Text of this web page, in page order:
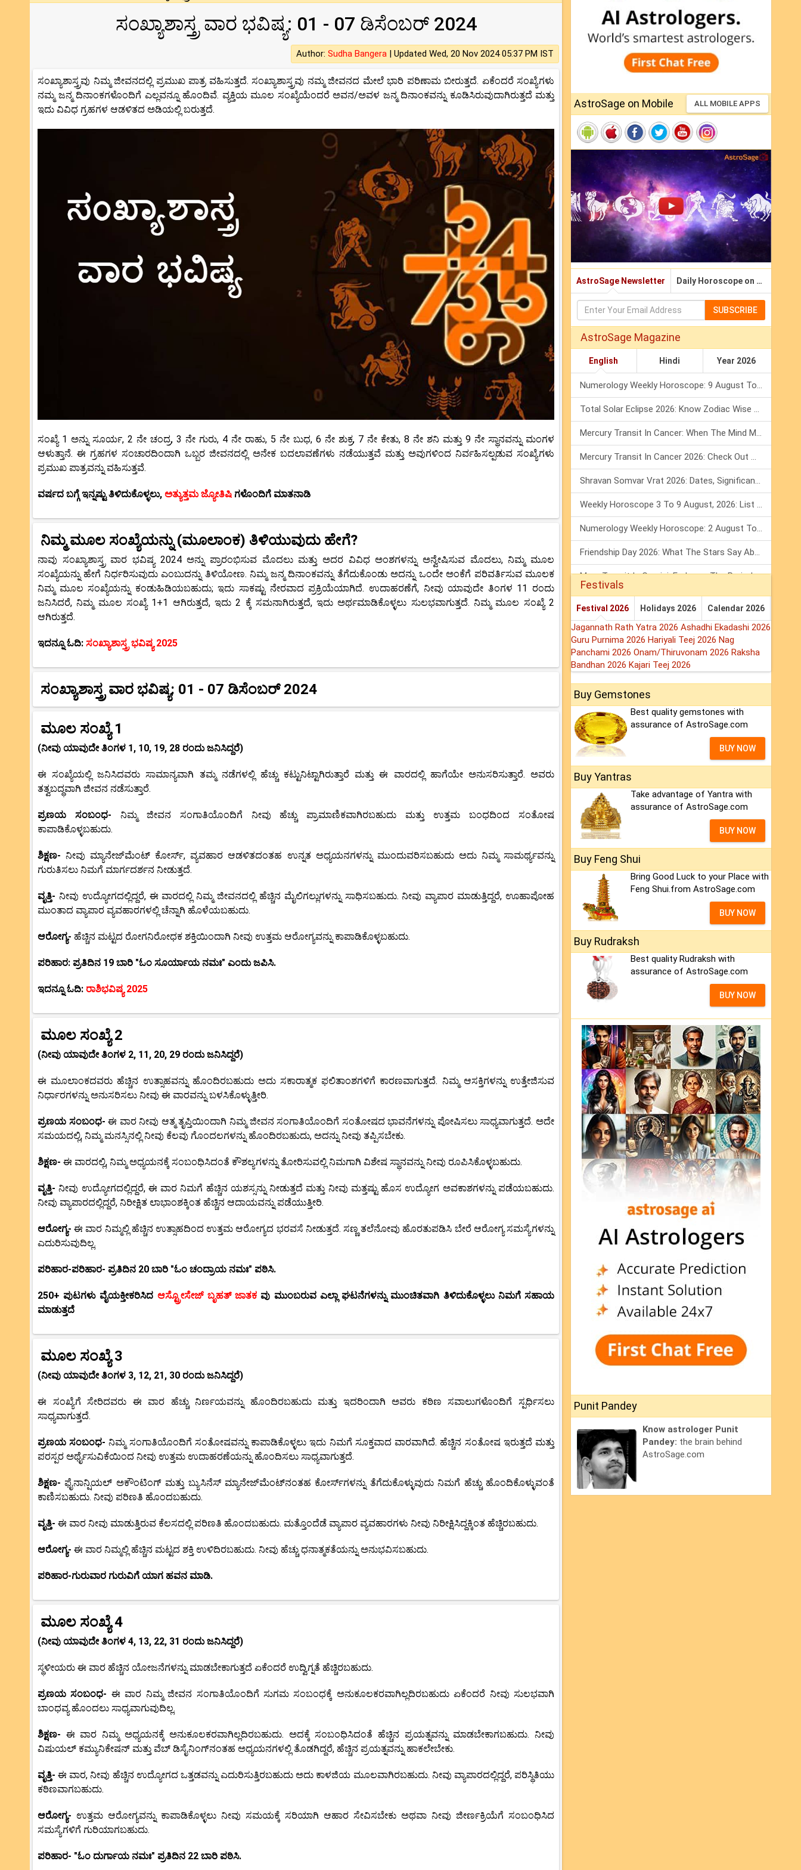
ಸಂಖ್ಯಾಶಾಸ್ತ್ರ ವಾರ ಭವಿಷ್ಯ: 01 - 07 ಡಿಸೆಂಬರ್ 2024
Author: Sudha Bangera | Updated Wed, 20 Nov 2024 05:37 PM IST
ಸಂಖ್ಯಾಶಾಸ್ತ್ರವು ನಿಮ್ಮ ಜೀವನದಲ್ಲಿ ಪ್ರಮುಖ ಪಾತ್ರ ವಹಿಸುತ್ತದೆ. ಸಂಖ್ಯಾಶಾಸ್ತ್ರವು ನಮ್ಮ ಜೀವನದ ಮೇಲೆ ಭಾರಿ ಪರಿಣಾಮ ಬೀರುತ್ತದೆ. ಏಕೆಂದರೆ ಸಂಖ್ಯೆಗಳು
ನಮ್ಮ ಜನ್ಮ ದಿನಾಂಕಗಳೊಂದಿಗೆ ಎಲ್ಲವನ್ನೂ ಹೊಂದಿವೆ. ವ್ಯಕ್ತಿಯ ಮೂಲ ಸಂಖ್ಯೆಯೆಂದರೆ ಅವನ/ಅವಳ ಜನ್ಮ ದಿನಾಂಕವನ್ನು ಕೂಡಿಸಿರುವುದಾಗಿರುತ್ತದೆ ಮತ್ತು
ಇದು ವಿವಿಧ ಗ್ರಹಗಳ ಆಡಳಿತದ ಅಡಿಯಲ್ಲಿ ಬರುತ್ತದೆ.
ಸಂಖ್ಯೆ 1 ಅನ್ನು ಸೂರ್ಯ, 2 ನೇ ಚಂದ್ರ, 3 ನೇ ಗುರು, 4 ನೇ ರಾಹು, 5 ನೇ ಬುಧ, 6 ನೇ ಶುಕ್ರ, 7 ನೇ ಕೇತು, 8 ನೇ ಶನಿ ಮತ್ತು 9 ನೇ ಸ್ಥಾನವನ್ನು ಮಂಗಳ
ಆಳುತ್ತಾನೆ. ಈ ಗ್ರಹಗಳ ಸಂಚಾರದಿಂದಾಗಿ ಒಬ್ಬರ ಜೀವನದಲ್ಲಿ ಅನೇಕ ಬದಲಾವಣೆಗಳು ನಡೆಯುತ್ತವೆ ಮತ್ತು ಅವುಗಳಿಂದ ನಿರ್ವಹಿಸಲ್ಪಡುವ ಸಂಖ್ಯೆಗಳು
ಪ್ರಮುಖ ಪಾತ್ರವನ್ನು ವಹಿಸುತ್ತವೆ.
ವರ್ಷದ ಬಗ್ಗೆ ಇನ್ನಷ್ಟು ತಿಳಿದುಕೊಳ್ಳಲು, ಅತ್ಯುತ್ತಮ ಜ್ಯೋತಿಷಿ ಗಳೊಂದಿಗೆ ಮಾತನಾಡಿ
ನಿಮ್ಮ ಮೂಲ ಸಂಖ್ಯೆಯನ್ನು (ಮೂಲಾಂಕ) ತಿಳಿಯುವುದು ಹೇಗೆ?
ನಾವು ಸಂಖ್ಯಾಶಾಸ್ತ್ರ ವಾರ ಭವಿಷ್ಯ 2024 ಅನ್ನು ಪ್ರಾರಂಭಿಸುವ ಮೊದಲು ಮತ್ತು ಅದರ ವಿವಿಧ ಅಂಶಗಳನ್ನು ಅನ್ವೇಷಿಸುವ ಮೊದಲು, ನಿಮ್ಮ ಮೂಲ
ಸಂಖ್ಯೆಯನ್ನು ಹೇಗೆ ನಿರ್ಧರಿಸುವುದು ಎಂಬುದನ್ನು ತಿಳಿಯೋಣ. ನಿಮ್ಮ ಜನ್ಮ ದಿನಾಂಕವನ್ನು ತೆಗೆದುಕೊಂಡು ಅದನ್ನು ಒಂದೇ ಅಂಕೆಗೆ ಪರಿವರ್ತಿಸುವ ಮೂಲಕ
ನಿಮ್ಮ ಮೂಲ ಸಂಖ್ಯೆಯನ್ನು ಕಂಡುಹಿಡಿಯಬಹುದು; ಇದು ಸಾಕಷ್ಟು ನೇರವಾದ ಪ್ರಕ್ರಿಯೆಯಾಗಿದೆ. ಉದಾಹರಣೆಗೆ, ನೀವು ಯಾವುದೇ ತಿಂಗಳ 11 ರಂದು
ಜನಿಸಿದರೆ, ನಿಮ್ಮ ಮೂಲ ಸಂಖ್ಯೆ 1+1 ಆಗಿರುತ್ತದೆ, ಇದು 2 ಕ್ಕೆ ಸಮನಾಗಿರುತ್ತದೆ, ಇದು ಅರ್ಥಮಾಡಿಕೊಳ್ಳಲು ಸುಲಭವಾಗುತ್ತದೆ. ನಿಮ್ಮ ಮೂಲ ಸಂಖ್ಯೆ 2
ಆಗಿರುತ್ತದೆ.
ಇದನ್ನೂ ಓದಿ: ಸಂಖ್ಯಾಶಾಸ್ತ್ರ ಭವಿಷ್ಯ 2025
ಸಂಖ್ಯಾಶಾಸ್ತ್ರ ವಾರ ಭವಿಷ್ಯ: 01 - 07 ಡಿಸೆಂಬರ್ 2024
ಮೂಲ ಸಂಖ್ಯೆ 1
(ನೀವು ಯಾವುದೇ ತಿಂಗಳ 1, 10, 19, 28 ರಂದು ಜನಿಸಿದ್ದರೆ)
ಈ ಸಂಖ್ಯೆಯಲ್ಲಿ ಜನಿಸಿದವರು ಸಾಮಾನ್ಯವಾಗಿ ತಮ್ಮ ನಡೆಗಳಲ್ಲಿ ಹೆಚ್ಚು ಕಟ್ಟುನಿಟ್ಟಾಗಿರುತ್ತಾರೆ ಮತ್ತು ಈ ವಾರದಲ್ಲಿ ಹಾಗೆಯೇ ಅನುಸರಿಸುತ್ತಾರೆ. ಅವರು
ತತ್ವಬದ್ಧವಾಗಿ ಜೀವನ ನಡೆಸುತ್ತಾರೆ.
ಪ್ರಣಯ ಸಂಬಂಧ- ನಿಮ್ಮ ಜೀವನ ಸಂಗಾತಿಯೊಂದಿಗೆ ನೀವು ಹೆಚ್ಚು ಪ್ರಾಮಾಣಿಕವಾಗಿರಬಹುದು ಮತ್ತು ಉತ್ತಮ ಬಂಧದಿಂದ ಸಂತೋಷ
ಕಾಪಾಡಿಕೊಳ್ಳಬಹುದು.
ಶಿಕ್ಷಣ-ನೀವು ಮ್ಯಾನೇಜ್‌ಮೆಂಟ್ ಕೋರ್ಸ್‌, ವ್ಯವಹಾರ ಆಡಳಿತದಂತಹ ಉನ್ನತ ಅಧ್ಯಯನಗಳನ್ನು ಮುಂದುವರಿಸಬಹುದು ಅದು ನಿಮ್ಮ ಸಾಮರ್ಥ್ಯವನ್ನು
ಗುರುತಿಸಲು ನಿಮಗೆ ಮಾರ್ಗದರ್ಶನ ನೀಡುತ್ತದೆ.
ವೃತ್ತಿ- ನೀವು ಉದ್ಯೋಗದಲ್ಲಿದ್ದರೆ, ಈ ವಾರದಲ್ಲಿ ನಿಮ್ಮ ಜೀವನದಲ್ಲಿ ಹೆಚ್ಚಿನ ಮೈಲಿಗಲ್ಲುಗಳನ್ನು ಸಾಧಿಸಬಹುದು. ನೀವು ವ್ಯಾಪಾರ ಮಾಡುತ್ತಿದ್ದರೆ, ಊಹಾಪೋಹ
ಮುಂತಾದ ವ್ಯಾಪಾರ ವ್ಯವಹಾರಗಳಲ್ಲಿ ಚೆನ್ನಾಗಿ ಹೊಳೆಯಬಹುದು.
ಆರೋಗ್ಯ- ಹೆಚ್ಚಿನ ಮಟ್ಟದ ರೋಗನಿರೋಧಕ ಶಕ್ತಿಯಿಂದಾಗಿ ನೀವು ಉತ್ತಮ ಆರೋಗ್ಯವನ್ನು ಕಾಪಾಡಿಕೊಳ್ಳಬಹುದು.
ಪರಿಹಾರ: ಪ್ರತಿದಿನ 19 ಬಾರಿ "ಓಂ ಸೂರ್ಯಾಯ ನಮಃ" ಎಂದು ಜಪಿಸಿ.
ಇದನ್ನೂ ಓದಿ: ರಾಶಿಭವಿಷ್ಯ 2025
ಮೂಲ ಸಂಖ್ಯೆ 2
(ನೀವು ಯಾವುದೇ ತಿಂಗಳ 2, 11, 20, 29 ರಂದು ಜನಿಸಿದ್ದರೆ)
ಈ ಮೂಲಾಂಕದವರು ಹೆಚ್ಚಿನ ಉತ್ಸಾಹವನ್ನು ಹೊಂದಿರಬಹುದು ಅದು ಸಕಾರಾತ್ಮಕ ಫಲಿತಾಂಶಗಳಿಗೆ ಕಾರಣವಾಗುತ್ತದೆ. ನಿಮ್ಮ ಆಸಕ್ತಿಗಳನ್ನು ಉತ್ತೇಜಿಸುವ
ನಿರ್ಧಾರಗಳನ್ನು ಅನುಸರಿಸಲು ನೀವು ಈ ವಾರವನ್ನು ಬಳಸಿಕೊಳ್ಳುತ್ತೀರಿ.
ಪ್ರಣಯ ಸಂಬಂಧ-ಈ ವಾರ ನೀವು ಆತ್ಮ ತೃಪ್ತಿಯಿಂದಾಗಿ ನಿಮ್ಮ ಜೀವನ ಸಂಗಾತಿಯೊಂದಿಗೆ ಸಂತೋಷದ ಭಾವನೆಗಳನ್ನು ಪೋಷಿಸಲು ಸಾಧ್ಯವಾಗುತ್ತದೆ. ಅದೇ
ಸಮಯದಲ್ಲಿ, ನಿಮ್ಮ ಮನಸ್ಸಿನಲ್ಲಿ ನೀವು ಕೆಲವು ಗೊಂದಲಗಳನ್ನು ಹೊಂದಿರಬಹುದು, ಅದನ್ನು ನೀವು ತಪ್ಪಿಸಬೇಕು.
ಶಿಕ್ಷಣ- ಈ ವಾರದಲ್ಲಿ, ನಿಮ್ಮ ಅಧ್ಯಯನಕ್ಕೆ ಸಂಬಂಧಿಸಿದಂತೆ ಕೌಶಲ್ಯಗಳನ್ನು ತೋರಿಸುವಲ್ಲಿ ನಿಮಗಾಗಿ ವಿಶೇಷ ಸ್ಥಾನವನ್ನು ನೀವು ರೂಪಿಸಿಕೊಳ್ಳಬಹುದು.
ವೃತ್ತಿ-ನೀವು ಉದ್ಯೋಗದಲ್ಲಿದ್ದರೆ, ಈ ವಾರ ನಿಮಗೆ ಹೆಚ್ಚಿನ ಯಶಸ್ಸನ್ನು ನೀಡುತ್ತದೆ ಮತ್ತು ನೀವು ಮತ್ತಷ್ಟು ಹೊಸ ಉದ್ಯೋಗ ಅವಕಾಶಗಳನ್ನು ಪಡೆಯಬಹುದು.
ನೀವು ವ್ಯಾಪಾರದಲ್ಲಿದ್ದರೆ, ನಿರೀಕ್ಷಿತ ಲಾಭಾಂಶಕ್ಕಿಂತ ಹೆಚ್ಚಿನ ಆದಾಯವನ್ನು ಪಡೆಯುತ್ತೀರಿ.
ಆರೋಗ್ಯ-ಈ ವಾರ ನಿಮ್ಮಲ್ಲಿ ಹೆಚ್ಚಿನ ಉತ್ಸಾಹದಿಂದ ಉತ್ತಮ ಆರೋಗ್ಯದ ಭರವಸೆ ನೀಡುತ್ತದೆ. ಸಣ್ಣ ತಲೆನೋವು ಹೊರತುಪಡಿಸಿ ಬೇರೆ ಆರೋಗ್ಯ ಸಮಸ್ಯೆಗಳನ್ನು
ಎದುರಿಸುವುದಿಲ್ಲ.
ಪರಿಹಾರ-ಪರಿಹಾರ- ಪ್ರತಿದಿನ 20 ಬಾರಿ "ಓಂ ಚಂದ್ರಾಯ ನಮಃ" ಪಠಿಸಿ.
250+ ಪುಟಗಳು ವೈಯಕ್ತೀಕರಿಸಿದ ಆಸ್ಟ್ರೋಸೇಜ್ ಬೃಹತ್ ಜಾತಕ ವು ಮುಂಬರುವ ಎಲ್ಲಾ ಘಟನೆಗಳನ್ನು ಮುಂಚಿತವಾಗಿ ತಿಳಿದುಕೊಳ್ಳಲು ನಿಮಗೆ ಸಹಾಯ
ಮಾಡುತ್ತದೆ
ಮೂಲ ಸಂಖ್ಯೆ 3
(ನೀವು ಯಾವುದೇ ತಿಂಗಳ 3, 12, 21, 30 ರಂದು ಜನಿಸಿದ್ದರೆ)
ಈ ಸಂಖ್ಯೆಗೆ ಸೇರಿದವರು ಈ ವಾರ ಹೆಚ್ಚು ನಿರ್ಣಯವನ್ನು ಹೊಂದಿರಬಹುದು ಮತ್ತು ಇದರಿಂದಾಗಿ ಅವರು ಕಠಿಣ ಸವಾಲುಗಳೊಂದಿಗೆ ಸ್ಪರ್ಧಿಸಲು
ಸಾಧ್ಯವಾಗುತ್ತದೆ.
ಪ್ರಣಯ ಸಂಬಂಧ-ನಿಮ್ಮ ಸಂಗಾತಿಯೊಂದಿಗೆ ಸಂತೋಷವನ್ನು ಕಾಪಾಡಿಕೊಳ್ಳಲು ಇದು ನಿಮಗೆ ಸೂಕ್ತವಾದ ವಾರವಾಗಿದೆ. ಹೆಚ್ಚಿನ ಸಂತೋಷ ಇರುತ್ತದೆ ಮತ್ತು
ಪರಸ್ಪರ ಅರ್ಥೈಸುವಿಕೆಯಿಂದ ನೀವು ಉತ್ತಮ ಉದಾಹರಣೆಯನ್ನು ಹೊಂದಿಸಲು ಸಾಧ್ಯವಾಗುತ್ತದೆ.
ಶಿಕ್ಷಣ-ಫೈನಾನ್ಷಿಯಲ್ ಅಕೌಂಟಿಂಗ್ ಮತ್ತು ಬ್ಯುಸಿನೆಸ್ ಮ್ಯಾನೇಜ್‌ಮೆಂಟ್‌ನಂತಹ ಕೋರ್ಸ್‌ಗಳನ್ನು ತೆಗೆದುಕೊಳ್ಳುವುದು ನಿಮಗೆ ಹೆಚ್ಚು ಹೊಂದಿಕೊಳ್ಳುವಂತೆ
ಕಾಣಿಸಬಹುದು. ನೀವು ಪರಿಣತಿ ಹೊಂದಬಹುದು.
ವೃತ್ತಿ- ಈ ವಾರ ನೀವು ಮಾಡುತ್ತಿರುವ ಕೆಲಸದಲ್ಲಿ ಪರಿಣತಿ ಹೊಂದಬಹುದು. ಮತ್ತೊಂದೆಡೆ ವ್ಯಾಪಾರ ವ್ಯವಹಾರಗಳು ನೀವು ನಿರೀಕ್ಷಿಸಿದ್ದಕ್ಕಿಂತ ಹೆಚ್ಚಿರಬಹುದು.
ಆರೋಗ್ಯ- ಈ ವಾರ ನಿಮ್ಮಲ್ಲಿ ಹೆಚ್ಚಿನ ಮಟ್ಟದ ಶಕ್ತಿ ಉಳಿದಿರಬಹುದು. ನೀವು ಹೆಚ್ಚು ಧನಾತ್ಮಕತೆಯನ್ನು ಅನುಭವಿಸಬಹುದು.
ಪರಿಹಾರ-ಗುರುವಾರ ಗುರುವಿಗೆ ಯಾಗ ಹವನ ಮಾಡಿ.
ಮೂಲ ಸಂಖ್ಯೆ 4
(ನೀವು ಯಾವುದೇ ತಿಂಗಳ 4, 13, 22, 31 ರಂದು ಜನಿಸಿದ್ದರೆ)
ಸ್ಥಳೀಯರು ಈ ವಾರ ಹೆಚ್ಚಿನ ಯೋಜನೆಗಳನ್ನು ಮಾಡಬೇಕಾಗುತ್ತದೆ ಏಕೆಂದರೆ ಉದ್ವಿಗ್ನತೆ ಹೆಚ್ಚಿರಬಹುದು.
ಪ್ರಣಯ ಸಂಬಂಧ- ಈ ವಾರ ನಿಮ್ಮ ಜೀವನ ಸಂಗಾತಿಯೊಂದಿಗೆ ಸುಗಮ ಸಂಬಂಧಕ್ಕೆ ಅನುಕೂಲಕರವಾಗಿಲ್ಲದಿರಬಹುದು ಏಕೆಂದರೆ ನೀವು ಸುಲಭವಾಗಿ
ಬಾಂಧವ್ಯ ಹೊಂದಲು ಸಾಧ್ಯವಾಗುವುದಿಲ್ಲ.
ಶಿಕ್ಷಣ- ಈ ವಾರ ನಿಮ್ಮ ಅಧ್ಯಯನಕ್ಕೆ ಅನುಕೂಲಕರವಾಗಿಲ್ಲದಿರಬಹುದು. ಅದಕ್ಕೆ ಸಂಬಂಧಿಸಿದಂತೆ ಹೆಚ್ಚಿನ ಪ್ರಯತ್ನವನ್ನು ಮಾಡಬೇಕಾಗಬಹುದು. ನೀವು
ವಿಷುಯಲ್ ಕಮ್ಯುನಿಕೇಷನ್ ಮತ್ತು ವೆಬ್ ಡಿಸೈನಿಂಗ್‌ನಂತಹ ಅಧ್ಯಯನಗಳಲ್ಲಿ ತೊಡಗಿದ್ದರೆ, ಹೆಚ್ಚಿನ ಪ್ರಯತ್ನವನ್ನು ಹಾಕಲೇಬೇಕು.
ವೃತ್ತಿ-ಈ ವಾರ, ನೀವು ಹೆಚ್ಚಿನ ಉದ್ಯೋಗದ ಒತ್ತಡವನ್ನು ಎದುರಿಸುತ್ತಿರಬಹುದು ಅದು ಕಾಳಜಿಯ ಮೂಲವಾಗಿರಬಹುದು. ನೀವು ವ್ಯಾಪಾರದಲ್ಲಿದ್ದರೆ, ಪರಿಸ್ಥಿತಿಯು
ಕಠಿಣವಾಗಬಹುದು.
ಆರೋಗ್ಯ- ಉತ್ತಮ ಆರೋಗ್ಯವನ್ನು ಕಾಪಾಡಿಕೊಳ್ಳಲು ನೀವು ಸಮಯಕ್ಕೆ ಸರಿಯಾಗಿ ಆಹಾರ ಸೇವಿಸಬೇಕು ಅಥವಾ ನೀವು ಜೀರ್ಣಕ್ರಿಯೆಗೆ ಸಂಬಂಧಿಸಿದ
ಸಮಸ್ಯೆಗಳಿಗೆ ಗುರಿಯಾಗಬಹುದು.
ಪರಿಹಾರ- "ಓಂ ದುರ್ಗಾಯ ನಮಃ" ಪ್ರತಿದಿನ 22 ಬಾರಿ ಪಠಿಸಿ.
AstroSage on Mobile ALL MOBILE APPS
AstroSage Newsletter Daily Horoscope on Email
SUBSCRIBE
AstroSage Magazine
English Hindi Year 2026
Numerology Weekly Horoscope: 9 August To 15 August, 2026
Total Solar Eclipse 2026: Know Zodiac Wise Prediction
Mercury Transit In Cancer: When The Mind Meets The Heart!
Mercury Transit In Cancer 2026: Check Out What It Brings For You
Shravan Somvar Vrat 2026: Dates, Significance & Rituals In August
Weekly Horoscope 3 To 9 August, 2026: List Of Fasts & Festivals
Numerology Weekly Horoscope: 2 August To 8 August, 2026
Friendship Day 2026: What The Stars Say About Your Best Friend!
Mars Transit In Gemini: Embrace The Period Full Of Energy & Intelligence
Festivals
Festival 2026 Holidays 2026 Calendar 2026
Jagannath Rath Yatra 2026 Ashadhi Ekadashi 2026
Guru Purnima 2026 Hariyali Teej 2026 Nag
Panchami 2026 Onam/Thiruvonam 2026 Raksha
Bandhan 2026 Kajari Teej 2026
Buy Gemstones
Best quality gemstones with
assurance of AstroSage.com
BUY NOW
Buy Yantras
Take advantage of Yantra with
assurance of AstroSage.com
BUY NOW
Buy Feng Shui
Bring Good Luck to your Place with
Feng Shui.from AstroSage.com
BUY NOW
Buy Rudraksh
Best quality Rudraksh with
assurance of AstroSage.com
BUY NOW
Punit Pandey
Know astrologer Punit
Pandey: the brain behind
AstroSage.com